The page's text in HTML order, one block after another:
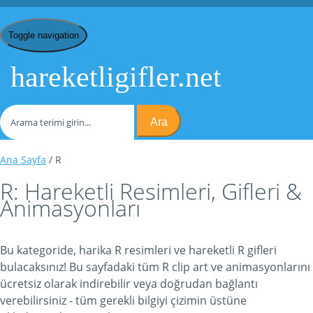
Toggle navigation
hareketligifler.net
Ara
Ana Sayfa / R
R: Hareketli Resimleri, Gifleri &
Animasyonları
Bu kategoride, harika R resimleri ve hareketli R gifleri
bulacaksınız! Bu sayfadaki tüm R clip art ve animasyonlarını
ücretsiz olarak indirebilir veya doğrudan bağlantı
verebilirsiniz - tüm gerekli bilgiyi çizimin üstüne